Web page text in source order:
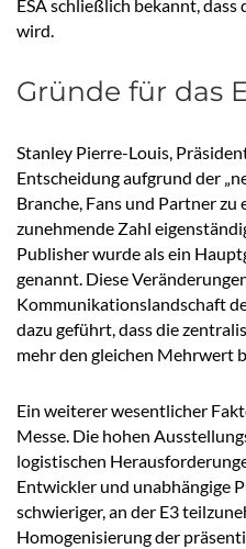
ESA schließlich bekannt,
wird.
Gründe für das
Stanley Pierre-Louis,
Entscheidung aufgrund der
Branche, Fans und Partner
zunehmende Zahl
Publisher wurde als ein
genannt. Diese
Kommunikationslandschaft
dazu geführt, dass die
mehr den gleichen Mehrwert
Ein weiterer wesentlicher
Messe. Die hohen
logistischen
Entwickler und unabhängige
schwieriger, an der E3
Homogenisierung der